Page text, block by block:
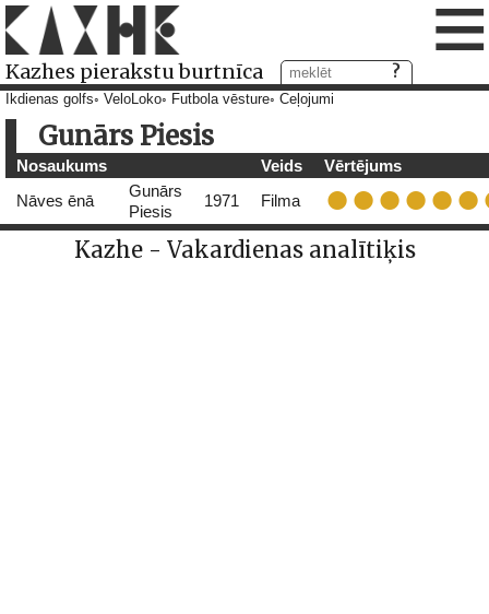
Kazhes pierakstu burtnīca ≡
Ikdienas golfs VeloLoko Futbola vēsture Ceļojumi
Gunārs Piesis
Nosaukums Veids
Vērtējums
Nāves ēnā
Gunārs
Piesis
1971 Filma
Kazhe - Vakardienas analītiķis